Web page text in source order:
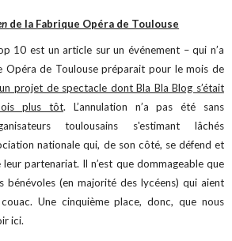
de la Fabrique Opéra de Toulouse
10 est un article sur un événement – qui n’a
Opéra de Toulouse préparait pour le mois de
un projet de spectacle dont Bla Bla Blog s’était
plus tôt. L’annulation n’a pas été sans
toulousains s'estimant lâchés
nationale qui, de son côté, se défend et
partenariat. Il n’est que dommageable que
bénévoles (en majorité des lycéens) qui aient
Une cinquième place, donc, que nous
ici.